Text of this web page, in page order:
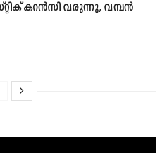
കറൻസി വരുന്നു, വമ്പൻ